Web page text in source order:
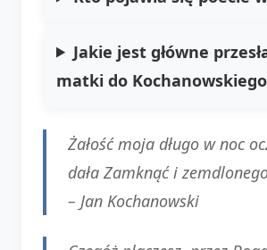
Jakie jest główne
matki do
Żałość moja długo w noc
dała Zamknąć i
– Jan Kochanowski